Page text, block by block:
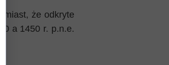
że odkryte
a 1450 r. p.n.e.